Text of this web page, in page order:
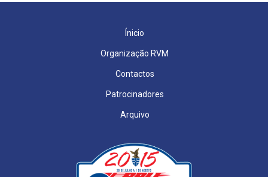
Ínicio
Organização RVM
Contactos
Patrocinadores
Arquivo